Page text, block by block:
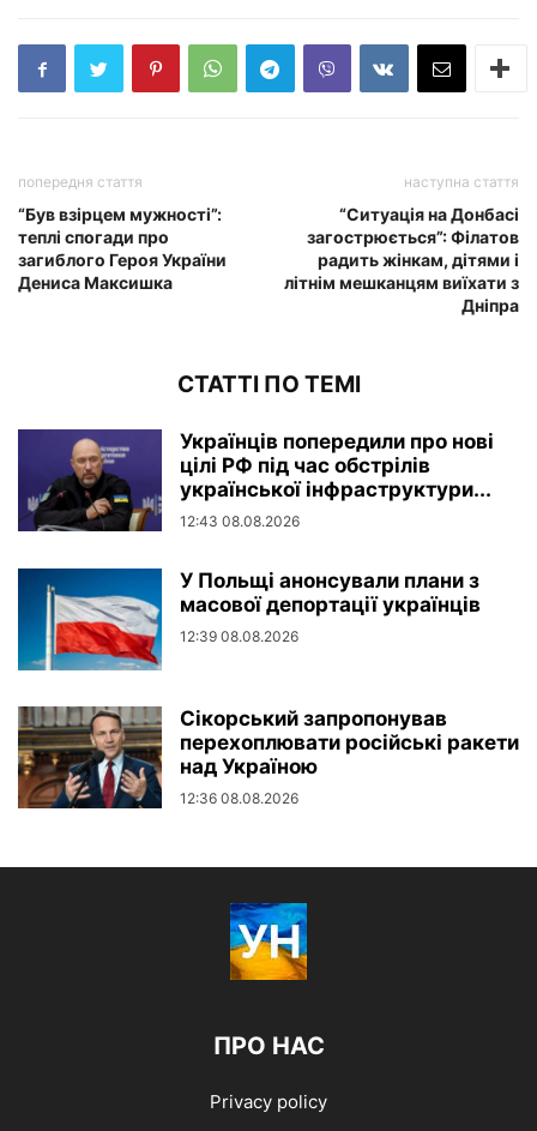
попередня стаття
“Був взірцем мужності”:
теплі спогади про
загиблого Героя України
Дениса Максишка
наступна стаття
“Ситуація на Донбасі
загострюється”: Філатов
радить жінкам, дітями і
літнім мешканцям виїхати з
Дніпра
СТАТТІ ПО ТЕМІ
Українців попередили про нові
цілі РФ під час обстрілів
української інфраструктури...
12:43 08.08.2026
У Польщі анонсували плани з
масової депортації українців
12:39 08.08.2026
Сікорський запропонував
перехоплювати російські ракети
над Україною
12:36 08.08.2026
ПРО НАС
Privacy policy